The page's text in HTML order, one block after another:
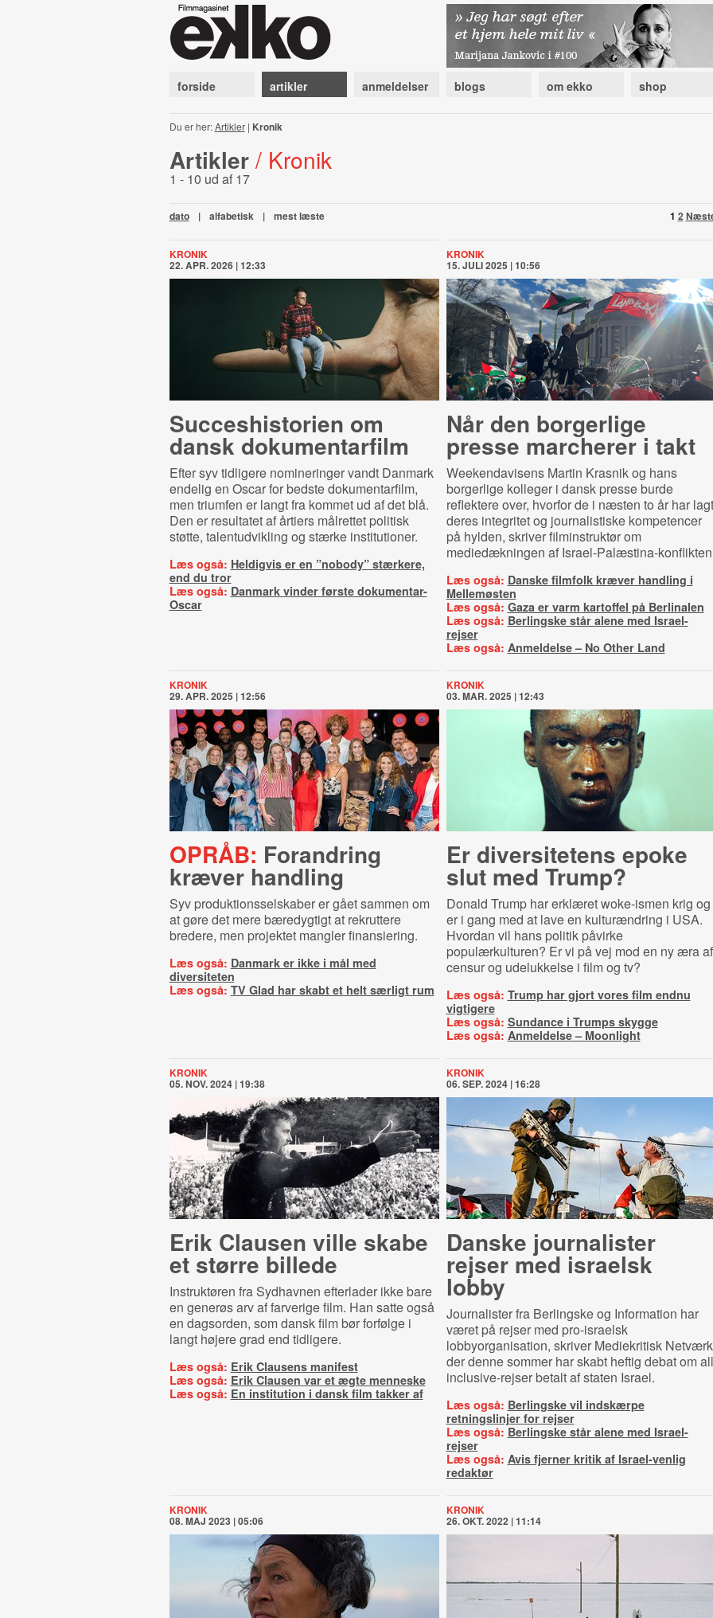
forside artikler anmeldelser blogs om ekko shop
Du er her:Artikler| Kronik
Artikler / Kronik
1 - 10 ud af 17
1 2
dato | alfabetisk | mest læste
KRONIK
22. APR. 2026 | 12:33
Suc­ces­hi­sto­ri­en om
dansk dokumentarfilm
Efter syv tidligere nomineringer vandt Danmark
endelig en Oscar for bedste dokumentarfilm,
men triumfen er langt fra kommet ud af det blå.
Den er resultatet af årtiers målrettet politisk
støtte, talentudvikling og stærke institutioner.
Læs også: Heldigvis er en ”nobody” stærkere,
end du tror
Læs også: Danmark vinder første dokumentar-
Oscar
KRONIK
15. JULI 2025 | 10:56
Når den borgerlige
presse marcherer i takt
Weekendavisens Martin Krasnik og hans
borgerlige kolleger i dansk presse burde
reflektere over, hvorfor de i næsten to år har lagt
deres integritet og journalistiske kompetencer
på hylden, skriver filminstruktør om
mediedækningen af Israel-Palæstina-
Læs også: Danske filmfolk kræver handling i
Mellemøsten
Læs også: Gaza er varm kartoffel på Berlinalen
Læs også: Berlingske står alene med Israel-
rejser
Læs også: Anmeldelse – No Other Land
KRONIK
29. APR. 2025 | 12:56
OPRÅB: Forandring
kræver handling
Syv produktionsselskaber er gået sammen om
at gøre det mere bæredygtigt at rekruttere
bredere, men projektet mangler finansiering.
Læs også: Danmark er ikke i mål med
diversiteten
Læs også: TV Glad har skabt et helt særligt rum
KRONIK
03. MAR. 2025 | 12:43
Er diversitetens epoke
slut med Trump?
Donald Trump har erklæret woke-ismen krig og
er i gang med at lave en kulturændring i USA.
Hvordan vil hans politik påvirke
populærkulturen? Er vi på vej mod en ny æra af
censur og udelukkelse i film og tv?
Læs også: Trump har gjort vores film endnu
vigtigere
Læs også: Sundance i Trumps skygge
Læs også: Anmeldelse – Moonlight
KRONIK
05. NOV. 2024 | 19:38
Erik Clausen ville skabe
et større billede
Instruktøren fra Sydhavnen efterlader ikke bare
en generøs arv af farverige film. Han satte også
en dagsorden, som dansk film bør forfølge i
langt højere grad end tidligere.
Læs også: Erik Clausens manifest
Læs også: Erik Clausen var et ægte menneske
Læs også: En institution i dansk film takker af
KRONIK
06. SEP. 2024 | 16:28
Danske journalister
rejser med israelsk
lobby
Journalister fra Berlingske og Information har
været på rejser med pro-israelsk
lobbyorganisation, skriver Mediekritisk
der denne sommer har skabt heftig debat om all
inclusive-rejser betalt af staten Israel.
Læs også: Berlingske vil indskærpe
retningslinjer for rejser
Læs også: Berlingske står alene med Israel-
rejser
Læs også: Avis fjerner kritik af Israel-venlig
redaktør
KRONIK
08. MAJ 2023 | 05:06
KRONIK
26. OKT. 2022 | 11:14